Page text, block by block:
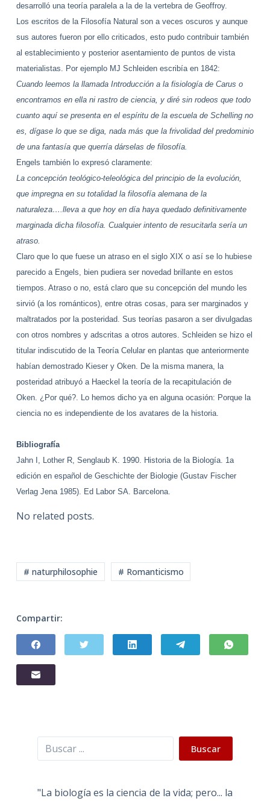
desarrolló una teoría paralela a la de la vertebra de Geoffroy.
Los escritos de la Filosofía Natural son a veces oscuros y aunque
sus autores fueron por ello criticados, esto pudo contribuir también
al establecimiento y posterior asentamiento de puntos de vista
materialistas. Por ejemplo MJ Schleiden escribía en 1842:
Cuando leemos la llamada Introducción a la fisiología de Carus o
encontramos en ella ni rastro de ciencia, y diré sin rodeos que todo
cuanto aquí se presenta en el espíritu de la escuela de Schelling no
es, dígase lo que se diga, nada más que la frivolidad del predominio
de una fantasía que querría dárselas de filosofía.
Engels también lo expresó claramente:
La concepción teológico-teleológica del principio de la evolución,
que impregna en su totalidad la filosofía alemana de la
naturaleza….lleva a que hoy en día haya quedado definitivamente
marginada dicha filosofía. Cualquier intento de resucitarla sería un
atraso.
Claro que lo que fuese un atraso en el siglo XIX o así se lo hubiese
parecido a Engels, bien pudiera ser novedad brillante en estos
tiempos. Atraso o no, está claro que su concepción del mundo les
sirvió (a los románticos), entre otras cosas, para ser marginados y
maltratados por la posteridad. Sus teorías pasaron a ser divulgadas
con otros nombres y adscritas a otros autores. Schleiden se hizo el
titular indiscutido de la Teoría Celular en plantas que anteriormente
habían demostrado Kieser y Oken. De la misma manera, la
posteridad atribuyó a Haeckel la teoría de la recapitulación de
Oken. ¿Por qué?. Lo hemos dicho ya en alguna ocasión: Porque la
ciencia no es independiente de los avatares de la historia.
Bibliografía
Jahn I, Lother R, Senglaub K. 1990. Historia de la Biología. 1a
edición en español de Geschichte der Biologie (Gustav Fischer
Verlag Jena 1985). Ed Labor SA. Barcelona.
No related posts.
# naturphilosophie # Romanticismo
Compartir:
Buscar Buscar
"La biología es la ciencia de la vida; pero... la